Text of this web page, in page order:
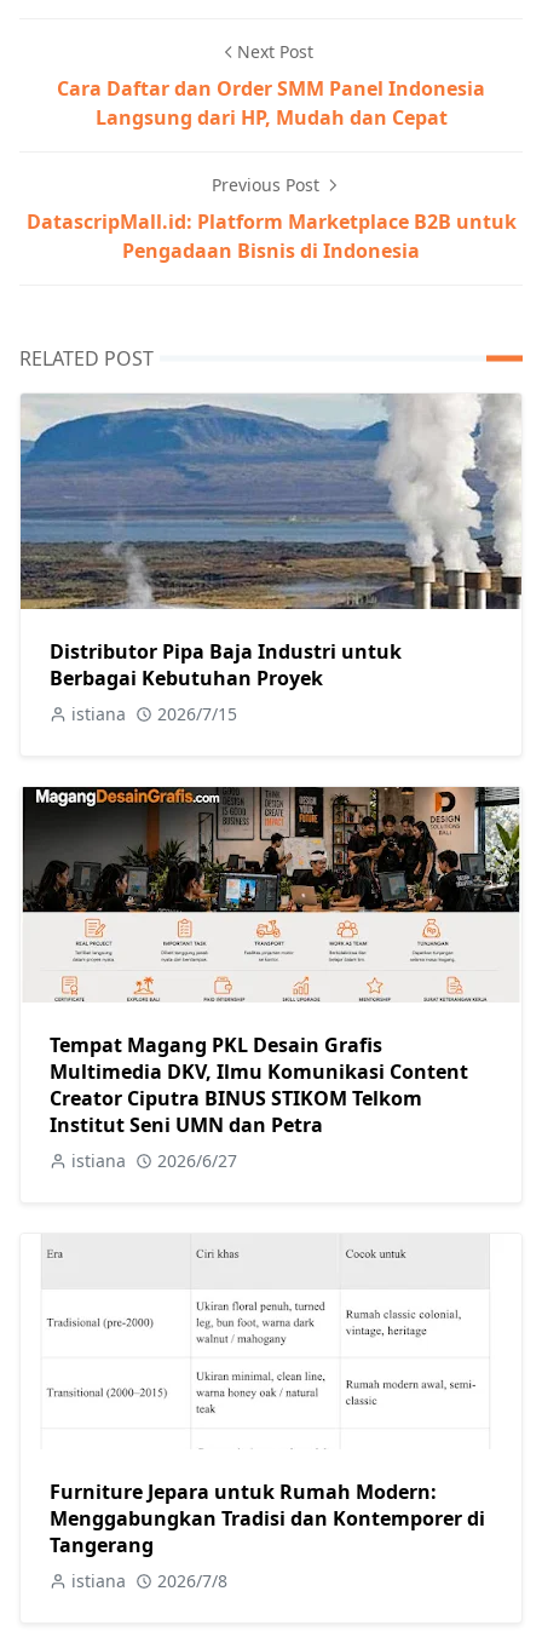
Next Post
Cara Daftar dan Order SMM Panel Indonesia
Langsung dari HP, Mudah dan Cepat
Previous Post
DatascripMall.id: Platform Marketplace B2B untuk
Pengadaan Bisnis di Indonesia
RELATED POST
Distributor Pipa Baja Industri untuk
Berbagai Kebutuhan Proyek
istiana 2026/7/15
Tempat Magang PKL Desain Grafis
Multimedia DKV, Ilmu Komunikasi Content
Creator Ciputra BINUS STIKOM Telkom
Institut Seni UMN dan Petra
istiana 2026/6/27
Furniture Jepara untuk Rumah Modern:
Menggabungkan Tradisi dan Kontemporer di
Tangerang
istiana 2026/7/8